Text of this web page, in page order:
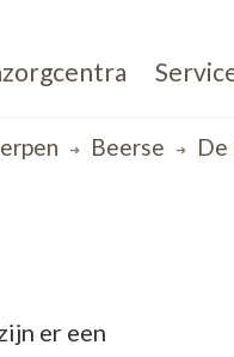
Beerse De
er een